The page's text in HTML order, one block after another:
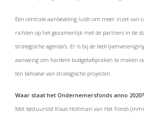
Een centrale aanbeveling luidt om meer inzet van
richten op het gezamenlijk met de partners in de
strategische agenda’s. Er is bij de
aanwezig om hardere budgetafspraken te maken
ten behoeve van strategische projecten.
Waar staat het Ondernemersfonds anno 2020?
Met bestuurslid Klaas Holtman van Het Fonds